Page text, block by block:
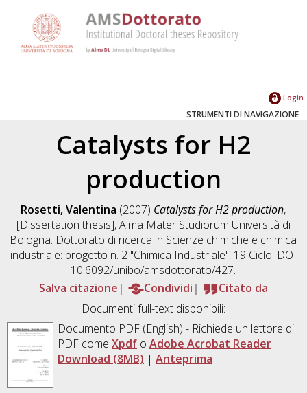
Login
STRUMENTI DI NAVIGAZIONE
Catalysts for H2
production
Rosetti, Valentina (2007) Catalysts for H2 production,
[Dissertation thesis], Alma Mater Studiorum Università di
Bologna. Dottorato di ricerca in Scienze chimiche e chimica
industriale: progetto n. 2 "Chimica Industriale", 19 Ciclo. DOI
10.6092/unibo/amsdottorato/427.
Salva citazione
Condividi
Citato da
Documenti full-text disponibili:
Documento PDF(English) - Richiede un lettore di
PDF come Xpdfo Adobe Acrobat Reader
Download (8MB) | Anteprima